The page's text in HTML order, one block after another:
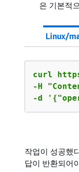
은 기본적
Linux/
curl
-H
-d ' {
작업이 성공했
답이 반환되어